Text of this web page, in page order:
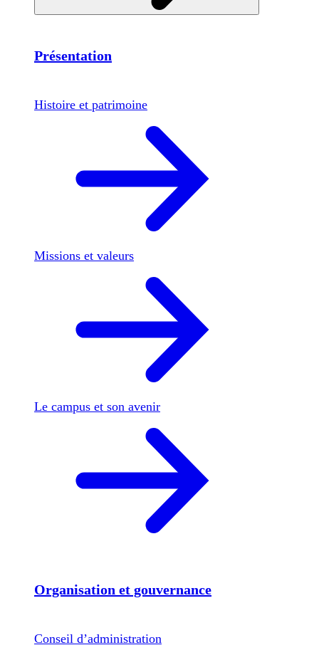
Présentation
Histoire et patrimoine
Missions et valeurs
Le campus et son avenir
Organisation et gouvernance
Conseil d’administration